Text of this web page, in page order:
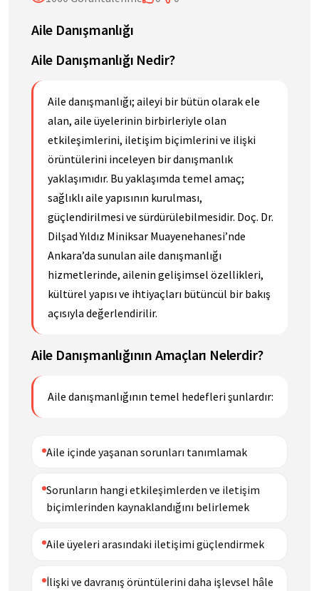
Aile Danışmanlığı
Aile Danışmanlığı Nedir?
Aile danışmanlığı; aileyi bir bütün olarak ele
alan, aile üyelerinin birbirleriyle olan
etkileşimlerini, iletişim biçimlerini ve ilişki
örüntülerini inceleyen bir danışmanlık
yaklaşımıdır. Bu yaklaşımda temel amaç;
sağlıklı aile yapısının kurulması,
güçlendirilmesi ve sürdürülebilmesidir. Doç. Dr.
Dilşad Yıldız Miniksar Muayenehanesi’nde
Ankara’da sunulan aile danışmanlığı
hizmetlerinde, ailenin gelişimsel özellikleri,
kültürel yapısı ve ihtiyaçları bütüncül bir bakış
açısıyla değerlendirilir.
Aile Danışmanlığının Amaçları Nelerdir?
Aile danışmanlığının temel hedefleri şunlardır:
Aile içinde yaşanan sorunları tanımlamak
Sorunların hangi etkileşimlerden ve iletişim
biçimlerinden kaynaklandığını belirlemek
Aile üyeleri arasındaki iletişimi güçlendirmek
İlişki ve davranış örüntülerini daha işlevsel hâle